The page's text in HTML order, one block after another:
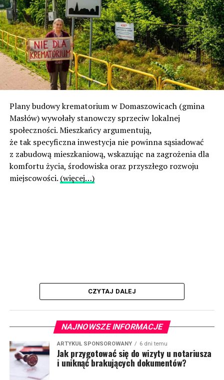
Plany budowy krematorium w Domaszowicach (gmina
Masłów) wywołały stanowczy sprzeciw lokalnej
społeczności. Mieszkańcy argumentują,
że tak specyficzna inwestycja nie powinna sąsiadować
z zabudową mieszkaniową, wskazując na zagrożenia dla
komfortu życia, środowiska oraz przyszłego rozwoju
miejscowości. (więcej…)
CZYTAJ DALEJ
NAJNOWSZE INFORMACJE
ARTYKUŁ SPONSOROWANY 6 dni temu
Jak przygotować się do wizyty u notariusza
i uniknąć brakujących dokumentów?